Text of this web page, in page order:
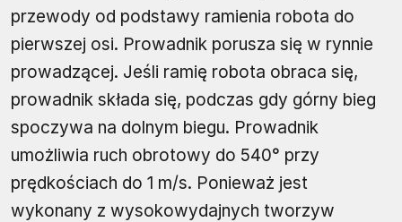
przewody od podstawy ramienia robota do
pierwszej osi. Prowadnik porusza się w rynnie
prowadzącej. Jeśli ramię robota obraca się,
prowadnik składa się, podczas gdy górny bieg
spoczywa na dolnym biegu. Prowadnik
umożliwia ruch obrotowy do 540° przy
prędkościach do 1 m/s. Ponieważ jest
wykonany z wysokowydajnych tworzyw